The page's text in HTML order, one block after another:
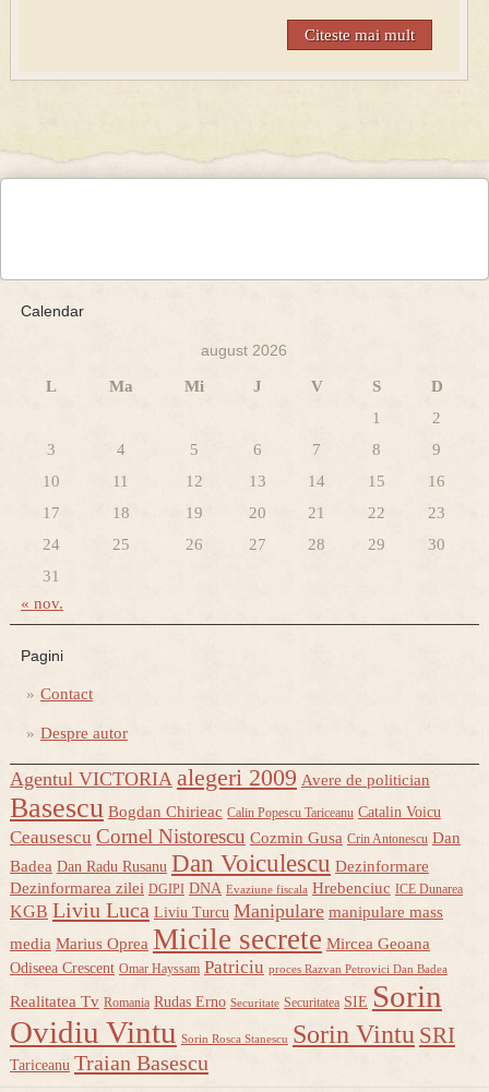
Citeste mai mult
Calendar
august 2026
L Ma Mi J V S
D
1
2
3
4 5 6 7 8
9
10
11 12 13 14 15
16
17
18 19 20 21 22
23
24
25 26 27 28 29
30
31
« nov.
Pagini
Contact
Despre autor
Agentul VICTORIA alegeri 2009 Avere de politician
Basescu Bogdan Chirieac Calin Popescu Tariceanu Catalin Voicu
Ceausescu Cornel Nistorescu Cozmin Gusa Crin Antonescu Dan
Badea Dan Radu Rusanu Dan Voiculescu Dezinformare
Dezinformarea zilei DGIPI DNA Evaziune fiscala Hrebenciuc ICE Dunarea
KGB Liviu Luca Liviu Turcu Manipulare manipulare mass
media Marius Oprea Micile secrete Mircea Geoana
Odiseea Crescent Omar Hayssam Patriciu proces Razvan Petrovici Dan Badea
Realitatea Tv Romania Rudas Erno Securitate Securitatea SIE Sorin
Ovidiu Vintu Sorin Rosca Stanescu Sorin Vintu SRI
Tariceanu Traian Basescu